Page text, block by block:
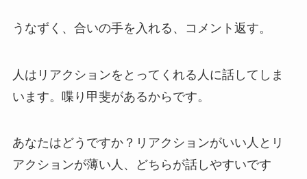
うなずく、合いの手を入れる、コメント返す。
人はリアクションをとってくれる人に話してしま
います。喋り甲斐があるからです。
あなたはどうですか？リアクションがいい人とリ
アクションが薄い人、どちらが話しやすいです